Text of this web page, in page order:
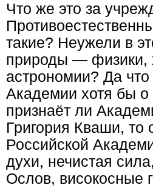
Что же это за
такие? Неужели в
природы — физики,
астрономии? Да
Академии хотя бы о
признаёт ли
Григория Кваши, то
Российской
духи, нечистая
Ослов, високосные